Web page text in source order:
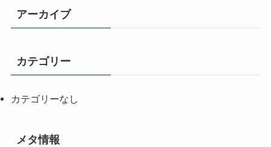
アーカイブ
カテゴリー
カテゴリーなし
メタ情報